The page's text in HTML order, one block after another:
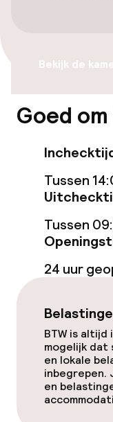
hotel.
Zwemmen &
Ligstoelen
Turks
Massage
Entertainment
Gratis wifi
Bekijk de
Goed
Tussen
Tussen
24 uur
BTW is
mogelijk dat
en lokale
inbegrepen.
en